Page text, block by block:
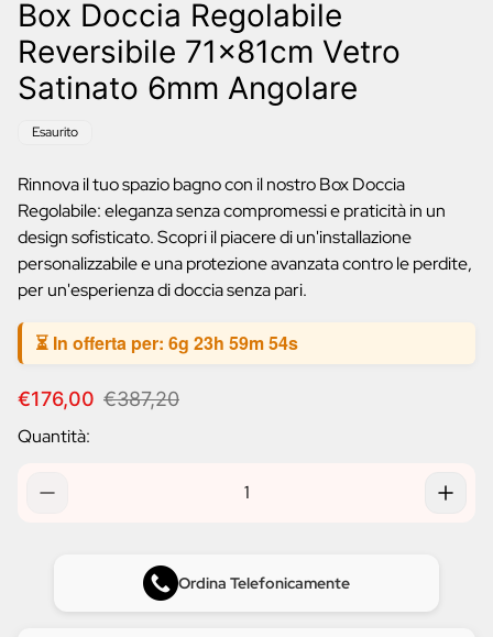
Box Doccia Regolabile
Reversibile 71x81cm Vetro
Satinato 6mm Angolare
Etichetta
Esaurito
Rinnova il tuo spazio bagno con il nostro Box Doccia
Regolabile: eleganza senza compromessi e praticità in un
design sofisticato. Scopri il piacere di un'installazione
personalizzabile e una protezione avanzata contro le perdite,
per un'esperienza di doccia senza pari.
⏳ In offerta per: 6g 23h 59m 54s
P
e
€176,00 P
€387,20
Quantità:
Ordina Telefonicamente